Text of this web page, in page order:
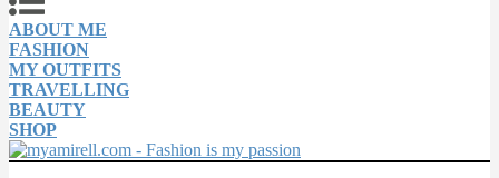
ABOUT ME
FASHION
MY OUTFITS
TRAVELLING
BEAUTY
SHOP